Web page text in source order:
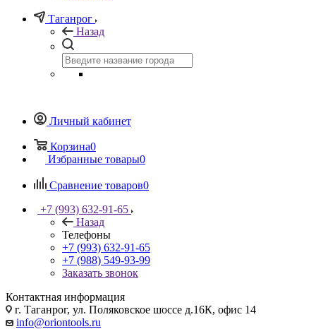
Таганрог
Назад
Личный кабинет
Корзина0
Избранные товары0
Сравнение товаров0
+7 (993) 632-91-65
Назад
Телефоны
+7 (993) 632-91-65
+7 (988) 549-93-99
Заказать звонок
Контактная информация
г. Таганрог, ул. Поляковское шоссе д.16К, офис 14
info@oriontools.ru